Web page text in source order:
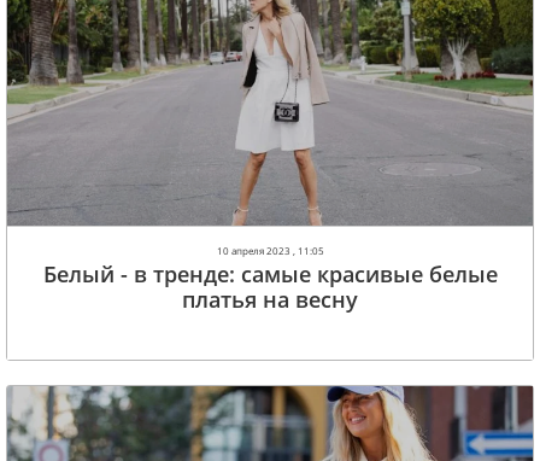
10 апреля 2023 , 11:05
Белый - в тренде: самые красивые белые
платья на весну